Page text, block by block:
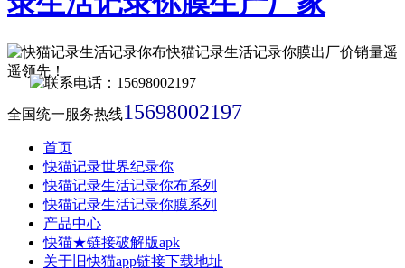
全国统一服务热线15698002197
首页
快猫记录世界纪录你
快猫记录生活记录你布系列
快猫记录生活记录你膜系列
产品中心
快猫★链接破解版apk
关于旧快猫app链接下载地址